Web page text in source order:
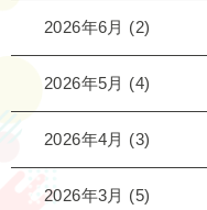
2026年6月 (2)
2026年5月 (4)
2026年4月 (3)
2026年3月 (5)